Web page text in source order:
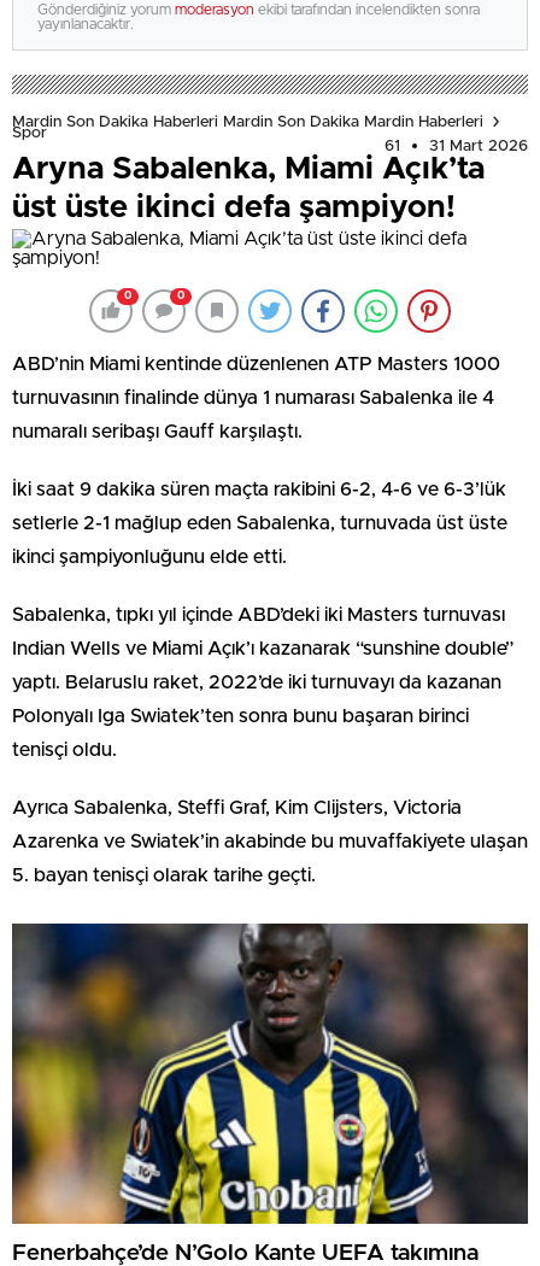
Gönderdiğiniz yorum moderasyon ekibi tarafından incelendikten sonra
yayınlanacaktır.
Mardin Son Dakika Haberleri Mardin Son Dakika Mardin Haberleri
Spor
61
31 Mart 2026
Aryna Sabalenka, Miami Açık’ta
üst üste ikinci defa şampiyon!
0 0
ABD’nin Miami kentinde düzenlenen ATP Masters 1000
turnuvasının finalinde dünya 1 numarası Sabalenka ile 4
numaralı seribaşı Gauff karşılaştı.
İki saat 9 dakika süren maçta rakibini 6-2, 4-6 ve 6-3’lük
setlerle 2-1 mağlup eden Sabalenka, turnuvada üst üste
ikinci şampiyonluğunu elde etti.
Sabalenka, tıpkı yıl içinde ABD’deki iki Masters turnuvası
Indian Wells ve Miami Açık’ı kazanarak “sunshine double”
yaptı. Belaruslu raket, 2022’de iki turnuvayı da kazanan
Polonyalı Iga Swiatek’ten sonra bunu başaran birinci
tenisçi oldu.
Ayrıca Sabalenka, Steffi Graf, Kim Clijsters, Victoria
Azarenka ve Swiatek’in akabinde bu muvaffakiyete ulaşan
5. bayan tenisçi olarak tarihe geçti.
Fenerbahçe’de N’Golo Kante UEFA takımına